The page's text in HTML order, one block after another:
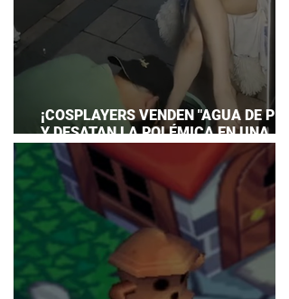
¡COSPLAYERS VENDEN "AGUA DE
Y DESATAN LA POLÉMICA EN UNA
CONVENCIÓN DE ANIME!